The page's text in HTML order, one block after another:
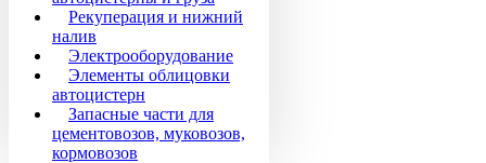
Рекуперация и нижний
налив
Электрооборудование
Элементы облицовки
автоцистерн
Запасные части для
цементовозов, муковозов,
кормовозов